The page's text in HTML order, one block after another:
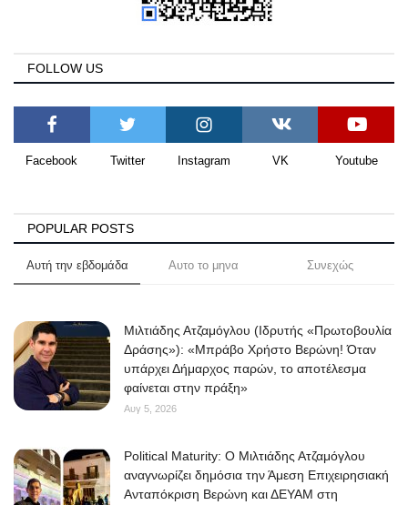
FOLLOW US
Facebook Twitter Instagram VK Youtube
POPULAR POSTS
Αυτή την εβδομάδα Αυτο το μηνα Συνεχώς
Μιλτιάδης Ατζαμόγλου (Ιδρυτής «Πρωτοβουλία
Δράσης»): «Μπράβο Χρήστο Βερώνη! Όταν
υπάρχει Δήμαρχος παρών, το αποτέλεσμα
φαίνεται στην πράξη»
Αυγ 5, 2026
Political Maturity: Ο Μιλτιάδης Ατζαμόγλου
αναγνωρίζει δημόσια την Άμεση Επιχειρησιακή
Ανταπόκριση Βερώνη και ΔΕΥΑΜ στη